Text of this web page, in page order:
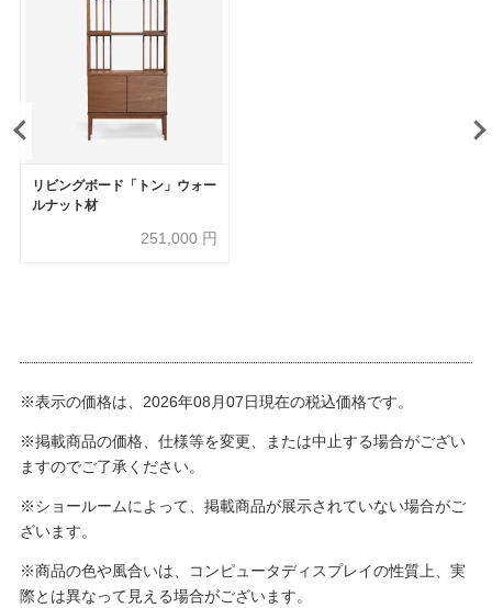
リビングボード「トン」ウォー
ルナット材
251,000 円
※表示の価格は、2026年08月07日現在の税込価格です。
※掲載商品の価格、仕様等を変更、または中止する場合がござい
ますのでご了承ください。
※ショールームによって、掲載商品が展示されていない場合がご
ざいます。
※商品の色や風合いは、コンピュータディスプレイの性質上、実
際とは異なって見える場合がございます。